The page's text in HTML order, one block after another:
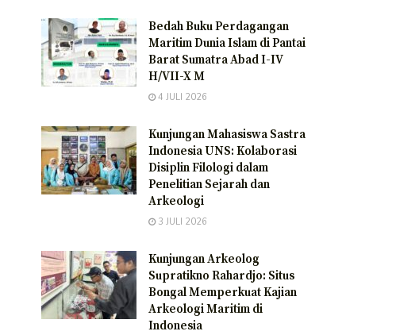
Bedah Buku Perdagangan
Maritim Dunia Islam di Pantai
Barat Sumatra Abad I-IV
H/VII-X M
4 JULI 2026
Kunjungan Mahasiswa Sastra
Indonesia UNS: Kolaborasi
Disiplin Filologi dalam
Penelitian Sejarah dan
Arkeologi
3 JULI 2026
Kunjungan Arkeolog
Supratikno Rahardjo: Situs
Bongal Memperkuat Kajian
Arkeologi Maritim di
Indonesia